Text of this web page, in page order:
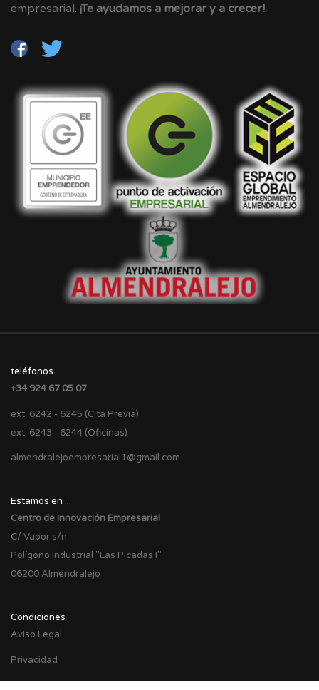
empresarial. ¡Te ayudamos a mejorar y a crecer!
teléfonos
+34 924 67 05 07
ext. 6242 - 6245 (Cita Previa)
ext. 6243 - 6244 (Oficinas)
almendralejoempresarial1@gmail.com
Estamos en ...
Centro de Innovación Empresarial
C/ Vapor s/n.
Polígono Industrial "Las Picadas I"
06200 Almendralejo
Condiciones
Aviso Legal
Privacidad